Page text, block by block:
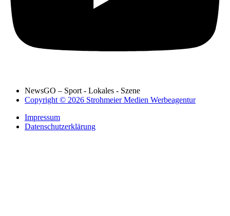
NewsGO – Sport - Lokales - Szene
Copyright © 2026 Strohmeier Medien Werbeagentur
Impressum
Datenschutzerklärung